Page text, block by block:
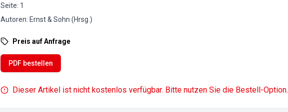
Seite: 1
Autoren: Ernst & Sohn (Hrsg.)
Preis auf Anfrage
PDF bestellen
Dieser Artikel ist nicht kostenlos verfügbar. Bitte nutzen Sie die Bestell-Option.